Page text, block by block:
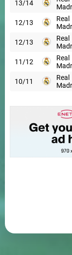
13/14
12/13
Real
12/13
Real
11/12
Real
10/11
Real